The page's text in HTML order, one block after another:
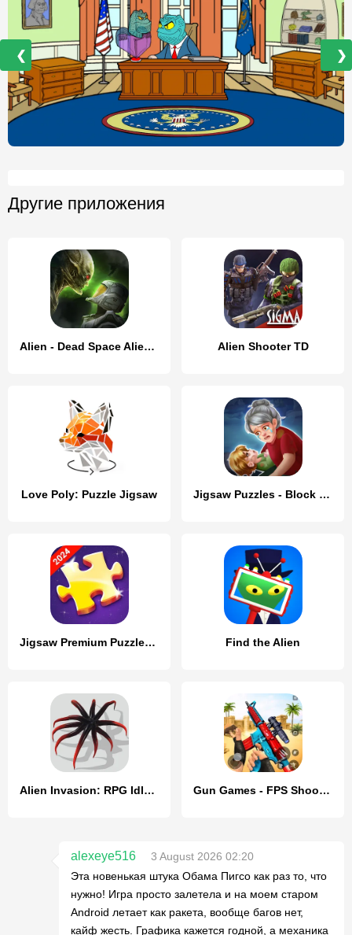
❮ ❯
Другие приложения
Alien - Dead Space Alien Games Alien Shooter TD
Love Poly: Puzzle Jigsaw Jigsaw Puzzles - Block Puzzle
Jigsaw Premium Puzzles HD Find the Alien
Alien Invasion: RPG Idle Space Gun Games - FPS Shooting Games
alexeye516
3 August 2026 02:20
Эта новенькая штука Обама Пигсо как раз то, что
нужно! Игра просто залетела и на моем старом
Android летает как ракета, вообще багов нет,
кайф жесть. Графика кажется годной, а механика